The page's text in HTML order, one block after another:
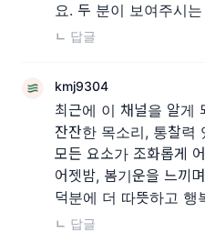
요. 두 분이 보여주시
ㄴ 답글
kmj9304
최근에 이 채널을 알게
잔잔한 목소리, 통찰
모든 요소가 조화롭게
어젯밤, 봄기운을 느끼
덕분에 더 따뜻하고 행
ㄴ 답글